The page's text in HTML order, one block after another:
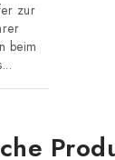
zur
beim